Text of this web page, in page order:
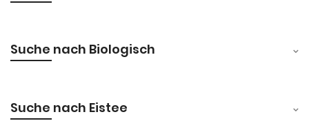
Suche nach Biologisch
Suche nach Eistee